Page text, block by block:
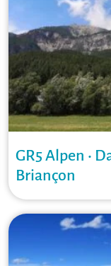
GR5 Alpen •
Briançon